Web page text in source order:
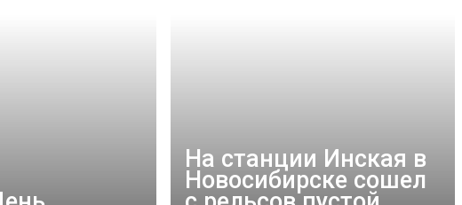
На станции Инская в
Новосибирске сошел